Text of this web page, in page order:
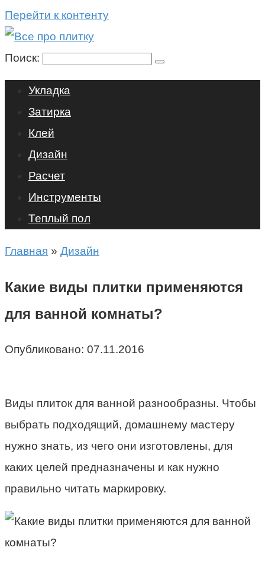
Перейти к контенту
Поиск:
Укладка
Затирка
Клей
Дизайн
Расчет
Инструменты
Теплый пол
Главная » Дизайн
Какие виды плитки применяются
для ванной комнаты?
Опубликовано: 07.11.2016
Виды плиток для ванной разнообразны. Чтобы
выбрать подходящий, домашнему мастеру
нужно знать, из чего они изготовлены, для
каких целей предназначены и как нужно
правильно читать маркировку.